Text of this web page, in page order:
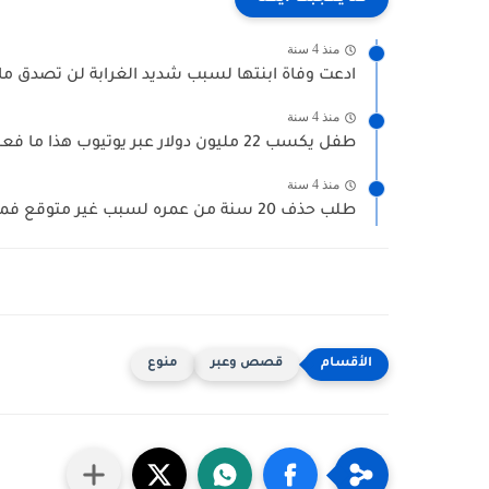
منذ 4 سنة
ادعت وفاة ابنتها لسبب شديد الغرابة لن تصدق
منذ 4 سنة
طفل يكسب 22 مليون دولار عبر يوتيوب هذا ما فعله
منذ 4 سنة
طلب حذف 20 سنة من عمره لسبب غير متوقع فما...
قصص وعبر منوع